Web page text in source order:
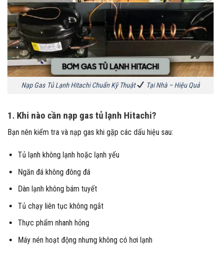
Nạp Gas Tủ Lạnh Hitachi Chuẩn Kỹ Thuật Tại Nhà – Hiệu Quả
1. Khi nào cần nạp gas tủ lạnh Hitachi?
Bạn nên kiểm tra và nạp gas khi gặp các dấu hiệu sau:
Tủ lạnh không lạnh hoặc lạnh yếu
Ngăn đá không đông đá
Dàn lạnh không bám tuyết
Tủ chạy liên tục không ngắt
Thực phẩm nhanh hỏng
Máy nén hoạt động nhưng không có hơi lạnh